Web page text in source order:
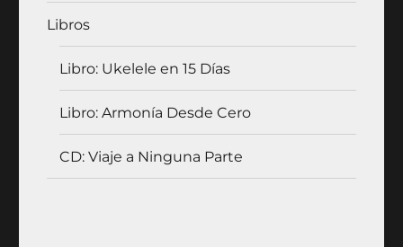
Libros
Libro: Ukelele en 15 Días
Libro: Armonía Desde Cero
CD: Viaje a Ninguna Parte